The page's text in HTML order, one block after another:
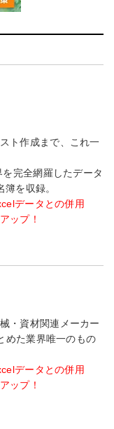
ト作成まで、これ一
完全網羅したデータ
を収録。
データとの併用
ップ！
・資材関連メーカー
めた業界唯一のもの
データとの併用
ップ！